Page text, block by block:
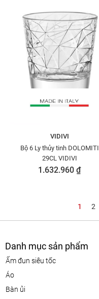
VIDIVI
Bộ 6 Ly thủy tinh DOLOMITI
29CL VIDIVI
1.632.960 ₫
1 2
Danh mục sản phẩm
ấm đun siêu tốc
áo
bàn ủi